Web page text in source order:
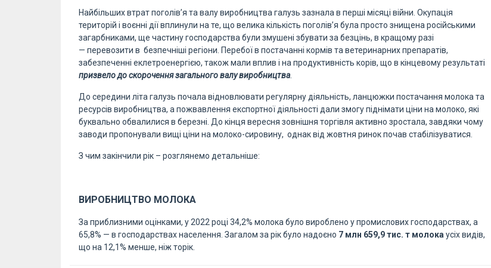
Найбільших втрат поголів’я та валу виробництва галузь зазнала в перші місяці війни. Окупація
територій і воєнні дії вплинули на те, що велика кількість поголів’я була просто знищена російськими
загарбниками, ще частину господарства були змушені збувати за безцінь, в кращому разі
— перевозити в безпечніші регіони. Перебої в постачанні кормів та ветеринарних препаратів,
забезпеченні еклетроенергією, також мали вплив і на продуктивність корів, що в кінцевому результаті
призвело до скорочення загального валу виробництва
До середини літа галузь почала відновлювати регулярну діяльність, ланцюжки постачання молока та
ресурсів виробництва, а пожвавлення експортної діяльності дали змогу піднімати ціни на молоко, які
буквально обвалилися в березні. До кінця вересня зовнішня торгівля активно зростала, завдяки чому
заводи пропонували вищі ціни на молоко-сировину, однак від жовтня ринок почав стабілізуватися.
З чим закінчили рік – розглянемо детальніше:
ВИРОБНИЦТВО МОЛОКА
За приблизними оцінками, у 2022 році 34,2% молока було вироблено у промислових господарствах, а
65,8% — в господарствах населення. Загалом за рік було надоєно 7 млн 659,9 тис. т молока усіх видів,
що на 12,1% менше, ніж торік.